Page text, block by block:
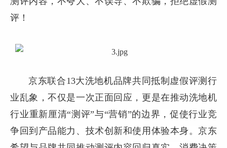
评！
京东联合13大洗地机品牌共同抵制虚假评测行
业乱象，不仅是一次正面回应，更是在推动洗地机
行业重新厘清“测评”与“营销”的边界，促使行业竞
争回到产品能力、技术创新和使用体验本身。京东